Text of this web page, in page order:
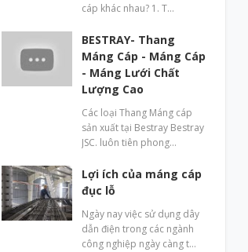
cáp khác nhau? 1. T…
BESTRAY- Thang
Máng Cáp - Máng Cáp
- Máng Lưới Chất
Lượng Cao
Các loại Thang Máng cáp
sản xuất tại Bestray Bestray
JSC. luôn tiên phong…
Lợi ích của máng cáp
đục lỗ
Ngày nay việc sử dụng dây
dẫn điện trong các ngành
công nghiệp ngày càng t…